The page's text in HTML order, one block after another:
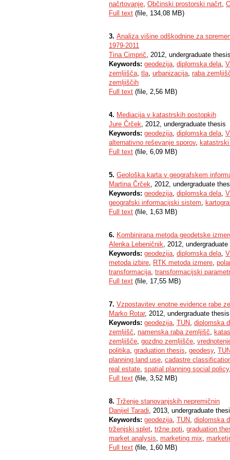
načrtovanje, Občinski prostorski načrt,
Full text (file, 134,08 MB)
3. Analiza višine odškodnine za
1979-2011
Tina Cimprič, 2012, undergraduate
Keywords: geodezija, diplomska dela,
zemljišča, tla, urbanizacija, raba
zemljiščih
Full text (file, 2,56 MB)
4. Mediacija v katastrskih postopkih
Jure Črček, 2012, undergraduate thesis
Keywords: geodezija, diplomska dela,
alternativno reševanje sporov,
Full text (file, 6,09 MB)
5. Geološka karta v geografskem
Martina Črček, 2012, undergraduate
Keywords: geodezija, diplomska dela,
geografski informacijski sistem,
Full text (file, 1,63 MB)
6. Kombinirana metoda geodetske
Alenka Lebeničnik, 2012,
Keywords: geodezija, diplomska dela,
metoda izbire, RTK metoda izmere,
transformacija, transformacijski
Full text (file, 17,55 MB)
7. Vzpostavitev enotne evidence rabe
Marko Rotar, 2012, undergraduate thesis
Keywords: geodezija, TUN, diplomska
zemljišč, namenska raba zemljišč,
zemljišče, gozdno zemljišče,
politika, graduation thesis, geodesy,
planning land use, cadastre
real estate, spatial planning social policy
Full text (file, 3,52 MB)
8. Trženje stanovanjskih nepremičnin
Danijel Taradi, 2013, undergraduate
Keywords: geodezija, TUN, diplomska
trženjski splet, tržne poti, graduation
market analysis, marketing mix,
Full text (file, 1,60 MB)